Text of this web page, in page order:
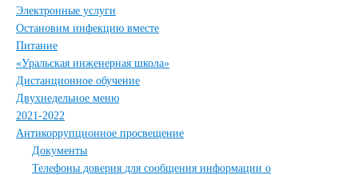
Электронные услуги
Остановим инфекцию вместе
Питание
«Уральская инженерная школа»
Дистанционное обучение
Двухнедельное меню
2021-2022
Антикоррупционное просвещение
Документы
Телефоны доверия для сообщения информации о